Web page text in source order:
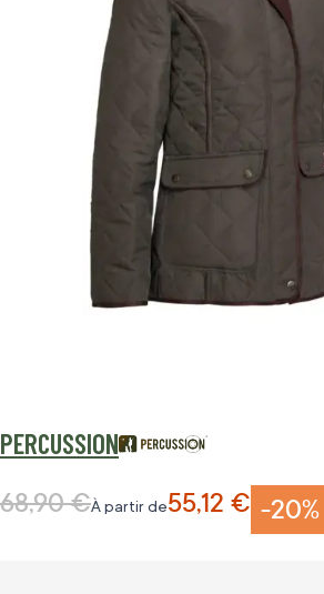
PERCUSSION
-20%
À partir de55,12 €
Prix normal
68,90 €